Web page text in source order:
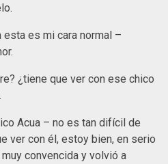
esta es mi cara normal –
¿tiene que ver con ese chico
Acua – no es tan difícil de
ver con él, estoy bien, en serio
convencida y volvió a